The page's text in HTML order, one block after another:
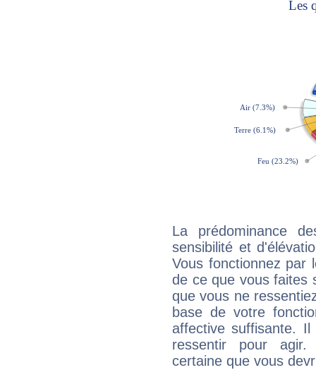
La prédominance
sensibilité et
Vous fonctionnez
de ce que vous faites
que vous ne
base de votre
affective suffisante.
ressentir pour agir.
certaine que vous